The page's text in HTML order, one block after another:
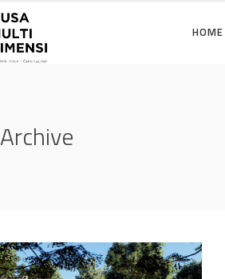
HOME
Archive
Desain Cluster Premier
3 di Cibinong Bogor